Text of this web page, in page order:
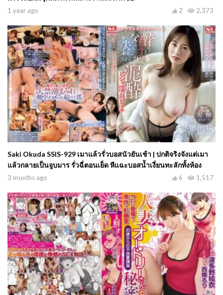
1 year ago 2,373
2
Saki Okuda SSIS-929 เมาแล้วรั่วบอสนัวยันเช้า | ปกติจริงจังแต่เมา
แล้วกลายเป็นจูบมาร รั่วฉี่ตอนเย็ด หีแฉะบอสน้ำเงี่ยนทะลักทั้งห้อง
3 months ago 1,517
6